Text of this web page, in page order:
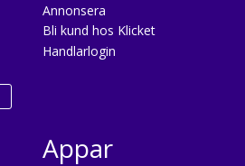
Annonsera
Bli kund hos Klicket
Handlarlogin
Appar